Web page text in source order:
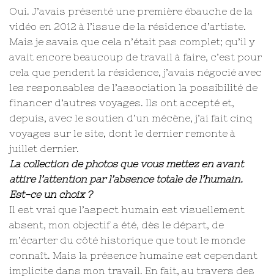
Oui. J’avais présenté une première ébauche de la
vidéo en 2012 à l’issue de la résidence d’artiste.
Mais je savais que cela n’était pas complet; qu’il y
avait encore beaucoup de travail à faire, c’est pour
cela que pendent la résidence, j’avais négocié avec
les responsables de l’association la possibilité de
financer d’autres voyages. Ils ont accepté et,
depuis, avec le soutien d’un mécène, j’ai fait cinq
voyages sur le site, dont le dernier remonte à
juillet dernier.
La collection de photos que vous mettez en avant
attire l’attention par l’absence totale de l’humain.
Est-ce un choix ?
Il est vrai que l’aspect humain est visuellement
absent, mon objectif a été, dès le départ, de
m’écarter du côté historique que tout le monde
connaît. Mais la présence humaine est cependant
implicite dans mon travail. En fait, au travers des